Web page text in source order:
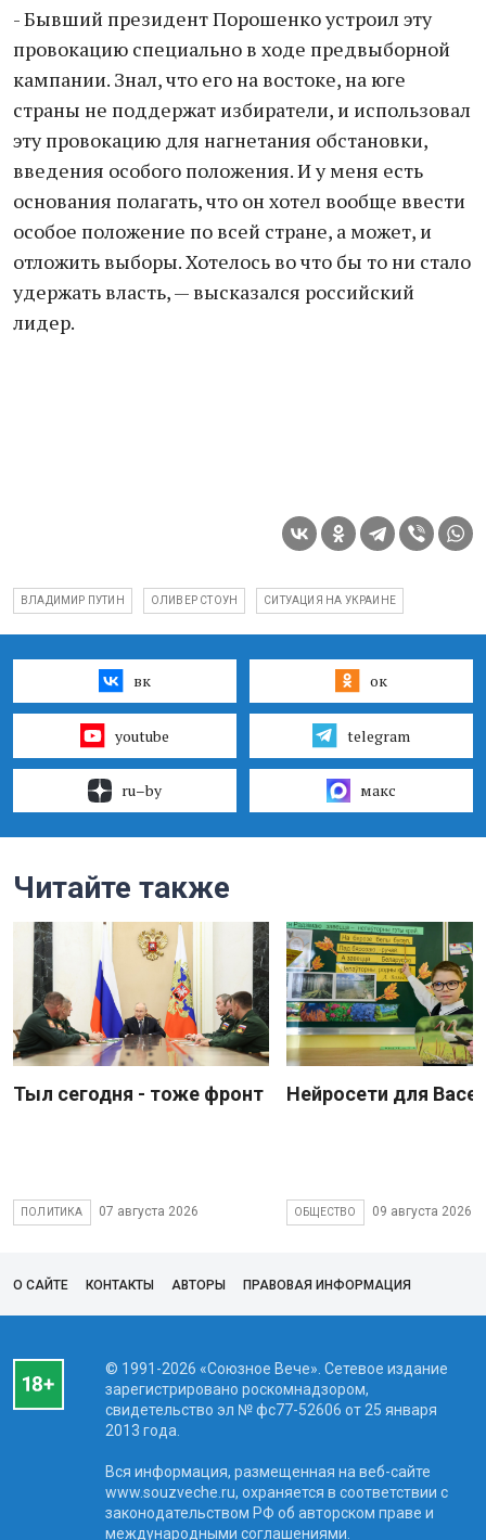
- Бывший президент Порошенко устроил эту
провокацию специально в ходе предвыборной
кампании. Знал, что его на востоке, на юге
страны не поддержат избиратели, и использовал
эту провокацию для нагнетания обстановки,
введения особого положения. И у меня есть
основания полагать, что он хотел вообще ввести
особое положение по всей стране, а может, и
отложить выборы. Хотелось во что бы то ни стало
удержать власть, — высказался российский
лидер.
ВЛАДИМИР ПУТИН ОЛИВЕР СТОУН СИТУАЦИЯ НА УКРАИНЕ
вк ок
youtube telegram
ru–by макс
Читайте также
Тыл сегодня - тоже фронт
ПОЛИТИКА 07 августа 2026
Нейросети для
ОБЩЕСТВО 09 августа 2026
О САЙТЕ КОНТАКТЫ АВТОРЫ ПРАВОВАЯ ИНФОРМАЦИЯ
© 1991-2026 «Союзное Вече». Сетевое издание
зарегистрировано роскомнадзором,
свидетельство эл № фc77-52606 от 25 января
2013 года.
Вся информация, размещенная на веб-сайте
www.souzveche.ru, охраняется в соответствии с
законодательством РФ об авторском праве и
международными соглашениями.